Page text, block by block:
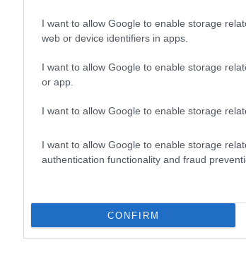
I want to allow Google to enable storage
web or device identifiers in apps.
I want to allow Google to enable storage
or app.
I want to allow Google to enable storage
I want to allow Google to enable storage
authentication functionality and fraud
CONFIRM
φαίνεται τι
Ο Πέτρος Κουσουλός
το πρώτο τρέιλερ